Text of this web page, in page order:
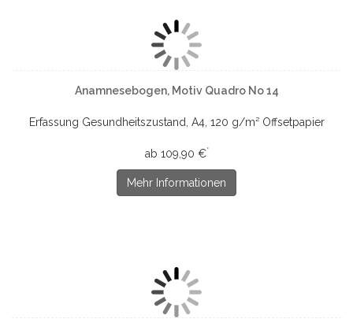
Anamnesebogen, Motiv Quadro No 14
Erfassung Gesundheitszustand, A4, 120 g/m² Offsetpapier
ab 109,90 €*
Mehr Informationen